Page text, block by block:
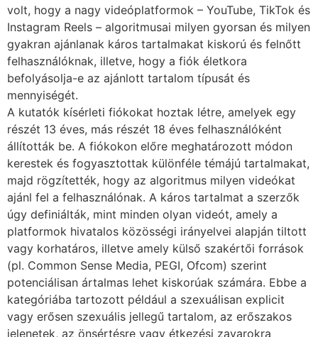
volt, hogy a nagy videóplatformok – YouTube, TikTok és
Instagram Reels – algoritmusai milyen gyorsan és milyen
gyakran ajánlanak káros tartalmakat kiskorú és felnőtt
felhasználóknak, illetve, hogy a fiók életkora
befolyásolja-e az ajánlott tartalom típusát és
mennyiségét.
A kutatók kísérleti fiókokat hoztak létre, amelyek egy
részét 13 éves, más részét 18 éves felhasználóként
állították be. A fiókokon előre meghatározott módon
kerestek és fogyasztottak különféle témájú tartalmakat,
majd rögzítették, hogy az algoritmus milyen videókat
ajánl fel a felhasználónak. A káros tartalmat a szerzők
úgy definiálták, mint minden olyan videót, amely a
platformok hivatalos közösségi irányelvei alapján tiltott
vagy korhatáros, illetve amely külső szakértői források
(pl. Common Sense Media, PEGI, Ofcom) szerint
potenciálisan ártalmas lehet kiskorúak számára. Ebbe a
kategóriába tartozott például a szexuálisan explicit
vagy erősen szexuális jellegű tartalom, az erőszakos
jelenetek, az önsértésre vagy étkezési zavarokra